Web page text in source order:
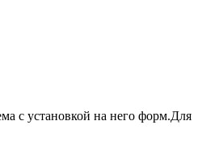
с установкой на него форм.Для